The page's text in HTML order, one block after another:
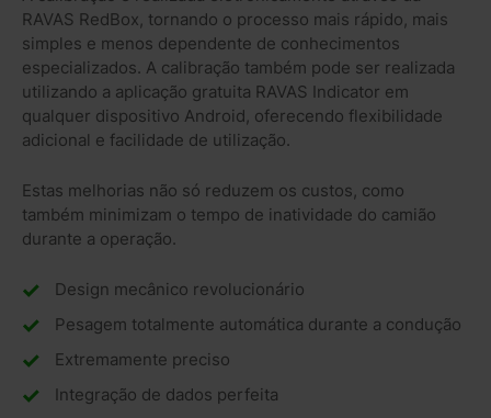
RAVAS RedBox, tornando o processo mais rápido, mais
simples e menos dependente de conhecimentos
especializados. A calibração também pode ser realizada
utilizando a aplicação gratuita RAVAS Indicator em
qualquer dispositivo Android, oferecendo flexibilidade
adicional e facilidade de utilização.
Estas melhorias não só reduzem os custos, como
também minimizam o tempo de inatividade do camião
durante a operação.
Design mecânico revolucionário
Pesagem totalmente automática durante a condução
Extremamente preciso
Integração de dados perfeita